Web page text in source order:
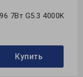
7Вт G5.3 4000K
Купить